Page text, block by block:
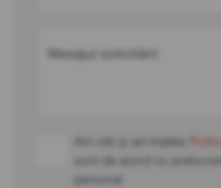
Mesajul solicitării
Am citit și am înțeles
sunt de acord cu
personal